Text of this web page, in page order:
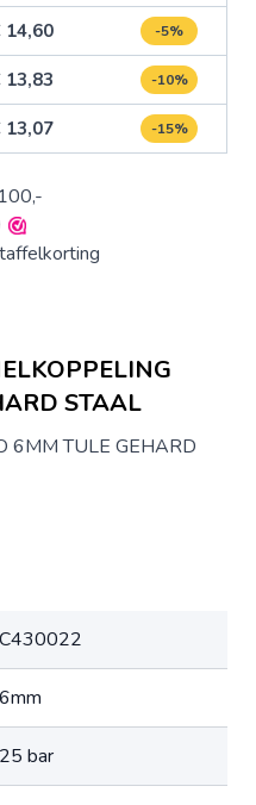
14,60 -5%
13,83 -10%
13,07 -15%
STAAL
6MM TULE GEHARD
C430022
6mm
25 bar